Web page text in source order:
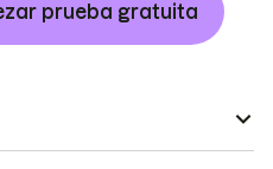
prueba gratuita